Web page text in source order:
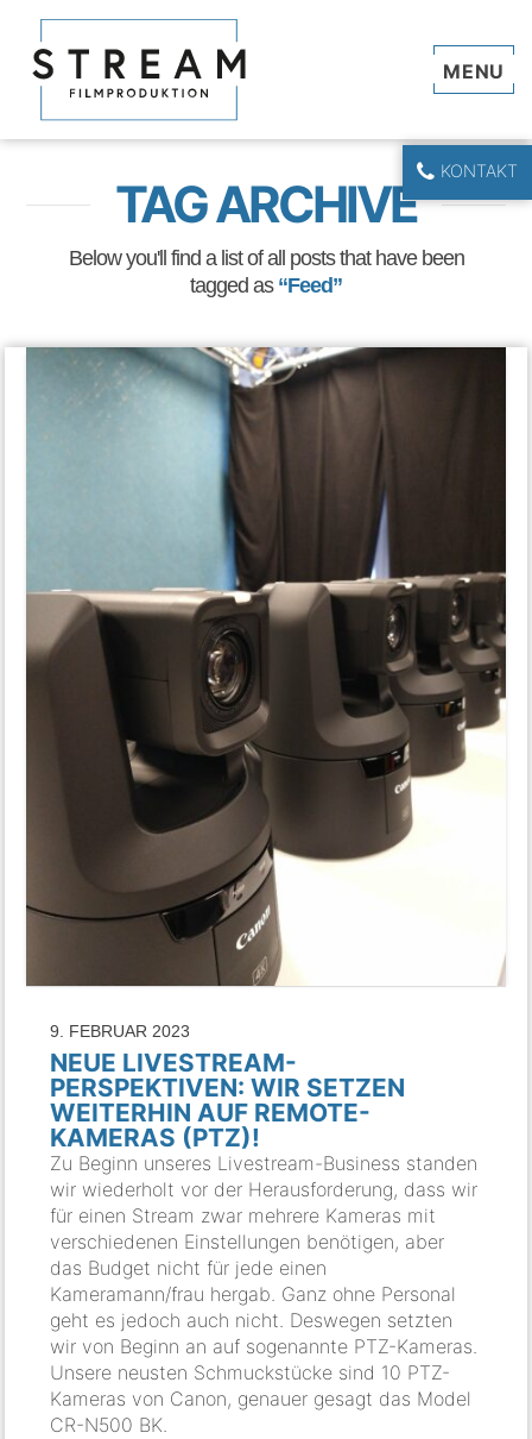
KONTAKT
TAG ARCHIVE
Below you'll find a list of all posts that have been
tagged as “Feed”
9. FEBRUAR 2023
NEUE LIVESTREAM-
PERSPEKTIVEN: WIR SETZEN
WEITERHIN AUF REMOTE-
KAMERAS (PTZ)!
Zu Beginn unseres Livestream-Business standen
wir wiederholt vor der Herausforderung, dass wir
für einen Stream zwar mehrere Kameras mit
verschiedenen Einstellungen benötigen, aber
das Budget nicht für jede einen
Kameramann/frau hergab. Ganz ohne Personal
geht es jedoch auch nicht. Deswegen setzten
wir von Beginn an auf sogenannte PTZ-Kameras.
Unsere neusten Schmuckstücke sind 10 PTZ-
Kameras von Canon, genauer gesagt das Model
CR-N500 BK.